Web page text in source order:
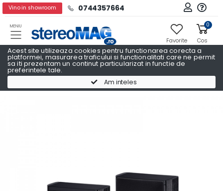
Acest site utilizeaza cookies pentru functionarea corecta a
platformei, masurarea traficului si functionalitati care ne permit
sa iti prezentam un continut particularizat in functie de
preferintele tale.
Am inteles
Vino in showroom 0744357664
MENIU
Favorite
0
Cos
Boxe raft HECO